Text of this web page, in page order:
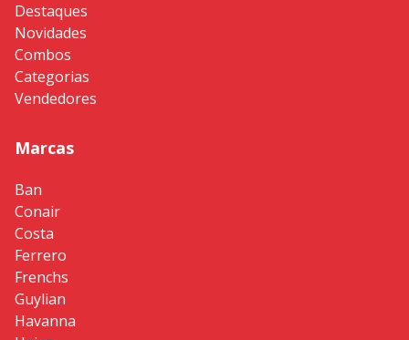
Destaques
Novidades
Combos
Categorias
Vendedores
Marcas
Ban
Conair
Costa
Ferrero
Frenchs
Guylian
Havanna